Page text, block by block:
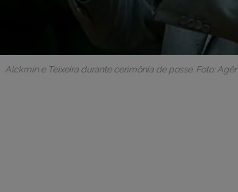
Alckmin e Teixeira durante cerimônia de posse. Foto: